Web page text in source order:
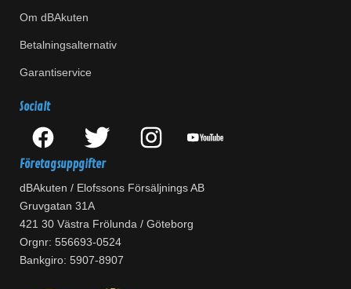
Om dBAkuten
Betalningsalternativ
Garantiservice
Socialt
Företagsuppgifter
dBAkuten / Elofssons Försäljnings AB
Gruvgatan 31A
421 30 Västra Frölunda / Göteborg
Orgnr: 556693-0524
Bankgiro: 5907-8907